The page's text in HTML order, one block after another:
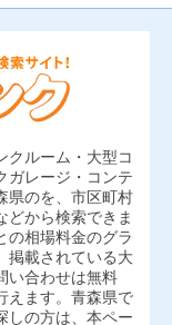
クルーム・大型コ
ガレージ・コンテ
県のを、市区町村
どから検索できま
の相場料金のグラ
掲載されている大
い合わせは無料
えます。青森県で
しの方は、本ペー